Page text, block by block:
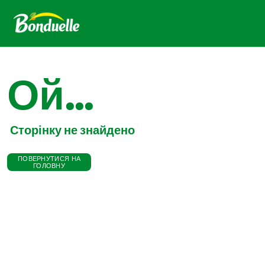
Ой...
Сторінку не знайдено
ПОВЕРНУТИСЯ НА
ГОЛОВНУ